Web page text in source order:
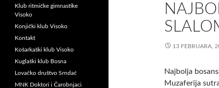
13 FEBRUARA,
Najbolja
Muzaferija
Klub ritmičke gimnastike
Visoko
Konjički klub Visoko
Kontakt
Košarkaški klub Visoko
Kuglaški klub Bosna
Lovačko društvo Srndać
MNK Doktori i Čarobnjaci